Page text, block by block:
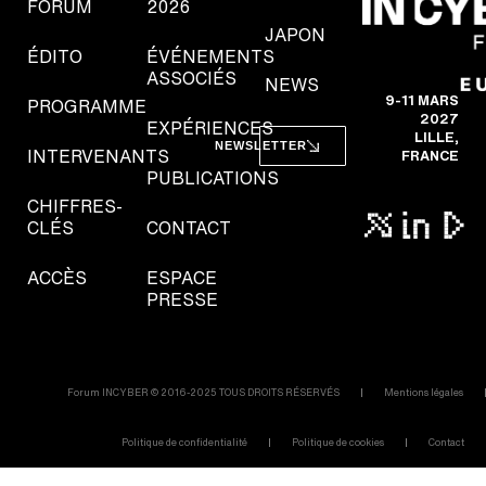
FORUM
ÉDITO
PROGRAMME
INTERVENANTS
CHIFFRES-
CLÉS
ACCÈS
2026
ÉVÉNEMENTS
ASSOCIÉS
EXPÉRIENCES
PUBLICATIONS
CONTACT
ESPACE
PRESSE
JAPON
NEWS
NEWSLETTER
9-11 MARS
2027
LILLE,
FRANCE
Forum INCYBER © 2016-2025 TOUS DROITS RÉSERVÉS Mentions légales
Politique de confidentialité Politique de cookies Contact